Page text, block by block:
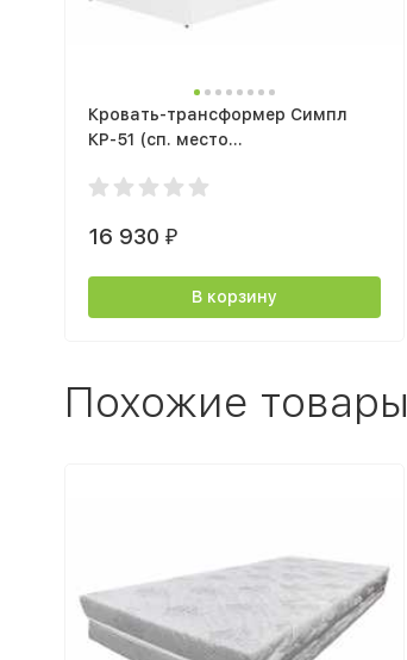
Кровать-трансформер Симпл
КР-51 (сп. место
16 930 ₽
В корзину
Похожие товары